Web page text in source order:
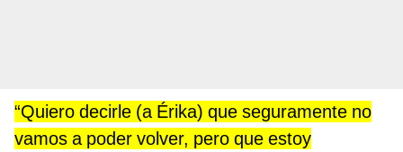
“Quiero decirle (a Érika) que seguramente no
vamos a poder volver, pero que estoy